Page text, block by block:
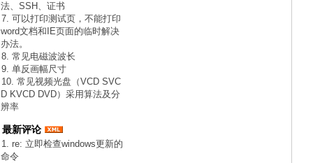
法、SSH、证书
7. 可以打印测试页，不能打印
word文档和IE页面的临时解决
办法。
8. 常见电磁波波长
9. 单反画幅尺寸
10. 常见视频光盘（VCD SVC
D KVCD DVD）采用算法及分
辨率
最新评论
1. re: 立即检查windows更新的
命令